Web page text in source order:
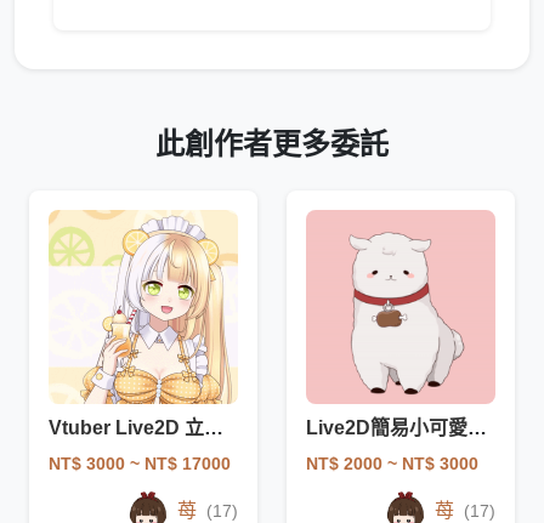
此創作者更多委託
Vtuber Live2D 立繪+拆件+建模
NT$ 3000 ~ NT$ 17000
苺 (17)
Live2D簡易小可愛V皮一條龍
NT$ 2000 ~ NT$ 3000
苺 (17)